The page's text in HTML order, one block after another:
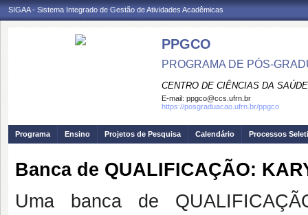
SIGAA - Sistema Integrado de Gestão de Atividades Acadêmicas
PPGCO
PROGRAMA DE PÓS-
CENTRO DE CIÊNCIAS DA SAÚDE
E-mail: ppgco@ccs.ufrn.br
https://posgraduacao.ufrn.br/ppgco
Programa Ensino Projetos de Pesquisa Calendário Processos
Banca de QUALIFICAÇÃO:
Uma banca de